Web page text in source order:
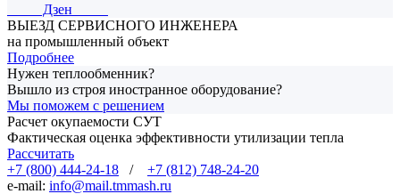
Дзен
ВЫЕЗД СЕРВИСНОГО ИНЖЕНЕРА
на промышленный объект
Подробнее
Нужен теплообменник?
Вышло из строя иностранное оборудование?
Мы поможем с решением
Расчет окупаемости СУТ
Фактическая оценка эффективности утилизации тепла
Рассчитать
+7 (800) 444-24-18 / +7 (812) 748-24-20
e-mail: info@mail.tmmash.ru